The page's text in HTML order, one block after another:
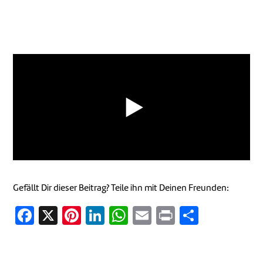
Gefällt Dir dieser Beitrag? Teile ihn mit Deinen Freunden:
Facebook
X Pinterest
LinkedIn
WhatsApp
EmailPrint